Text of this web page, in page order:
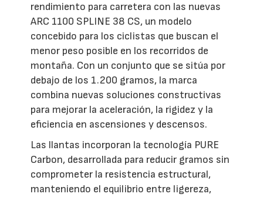
rendimiento para carretera con las nuevas
ARC 1100 SPLINE 38 CS, un modelo
concebido para los ciclistas que buscan el
menor peso posible en los recorridos de
montaña. Con un conjunto que se sitúa por
debajo de los 1.200 gramos, la marca
combina nuevas soluciones constructivas
para mejorar la aceleración, la rigidez y la
eficiencia en ascensiones y descensos.
Las llantas incorporan la tecnología PURE
Carbon, desarrollada para reducir gramos sin
comprometer la resistencia estructural,
manteniendo el equilibrio entre ligereza,